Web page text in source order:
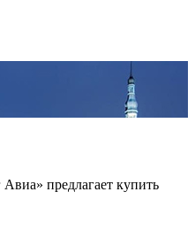
предлагает купить